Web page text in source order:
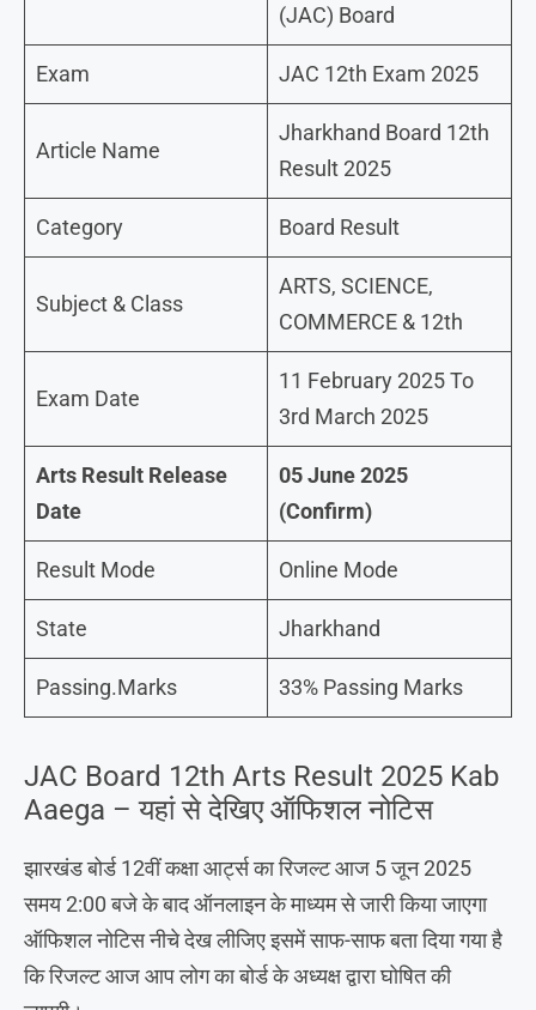
(JAC) Board
Exam JAC 12th Exam 2025
Article Name
Jharkhand Board 12th
Result 2025
Category Board Result
Subject & Class
ARTS, SCIENCE,
COMMERCE & 12th
Exam Date
11 February 2025 To
3rd March 2025
Arts Result Release
Date
05 June 2025
(Confirm)
Result Mode Online Mode
State Jharkhand
Passing.Marks 33% Passing Marks
JAC Board 12th Arts Result 2025 Kab
Aaega – यहां से देखिए ऑफिशल नोटिस
झारखंड बोर्ड 12वीं कक्षा आर्ट्स का रिजल्ट आज 5 जून 2025
समय 2:00 बजे के बाद ऑनलाइन के माध्यम से जारी किया जाएगा
ऑफिशल नोटिस नीचे देख लीजिए इसमें साफ-साफ बता दिया गया है
कि रिजल्ट आज आप लोग का बोर्ड के अध्यक्ष द्वारा घोषित की